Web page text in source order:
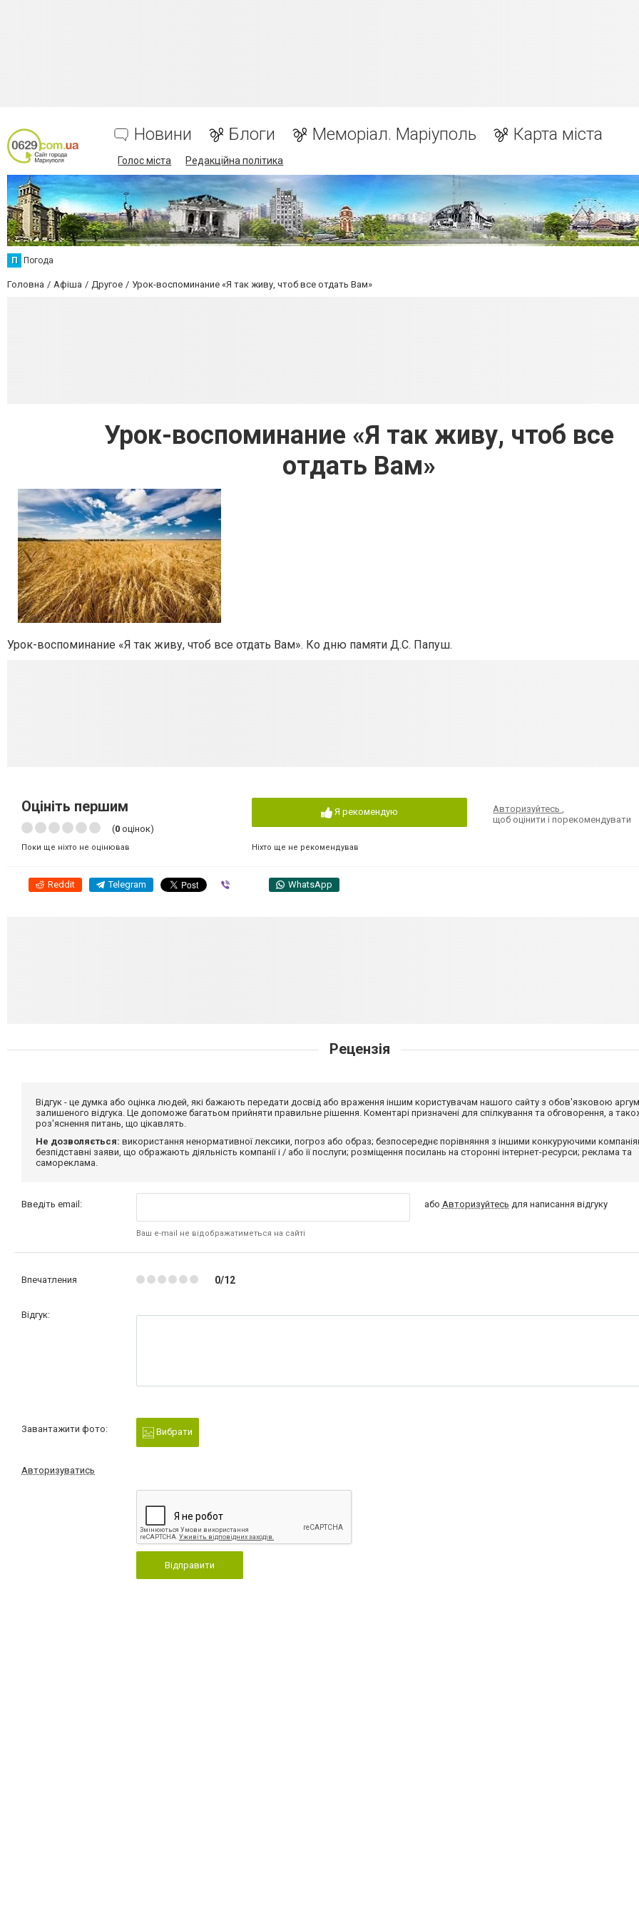
Новини Блоги Меморіал. Маріуполь Карта міста
Голос міста Редакційна політика
П Погода
Головна Афіша Другое Урок-воспоминание «Я так живу, чтоб все отдать Вам»
Урок-воспоминание «Я так живу, чтоб все
отдать Вам»
Урок-воспоминание «Я так живу, чтоб все отдать Вам». Ко дню памяти Д.С. Папуш.
Оцініть першим
(0 оцінок)
Поки ще ніхто не оцінював
Я рекомендую
Ніхто ще не рекомендував
Авторизуйтесь,
щоб оцінити і порекомендувати
Reddit Telegram WhatsApp
Рецензія
Відгук - це думка або оцінка людей, які бажають передати досвід або враження іншим користувачам нашого сайту з обов'язковою
залишеного відгука. Це допоможе багатьом прийняти правильне рішення. Коментарі призначені для спілкування та обговорення, а
роз'яснення питань, що цікавлять.
Не дозволяється: використання ненормативної лексики, погроз або образ; безпосереднє порівняння з іншими конкуруючими
безпідставні заяви, що ображають діяльність компанії і / або її послуги; розміщення посилань на сторонні інтернет-ресурси; реклама та
самореклама.
Введіть email:
Ваш e-mail не відображатиметься на сайті
або Авторизуйтесь для написання відгуку
Впечатления 0/12
Відгук:
Завантажити фото: Вибрати
Авторизуватись
Відправити